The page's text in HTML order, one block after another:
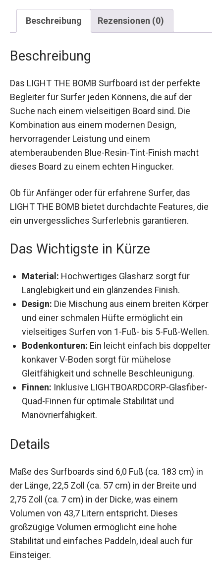
Beschreibung Rezensionen (0)
Begleiter für Surfer jeden Könnens, die auf der
Suche nach einem vielseitigen Board sind. Die
Kombination aus einem modernen Design,
hervorragender Leistung und einem
atemberaubenden Blue-Resin-Tint-Finish macht
dieses Board zu einem echten Hingucker.
LIGHT THE BOMB bietet durchdachte Features,
die ein unvergessliches Surferlebnis garantieren.
Langlebigkeit und ein glänzendes Finish.
Design:Die Mischung aus einem breiten
Körper und einer schmalen Hüfte ermöglicht
ein vielseitiges Surfen von 1-Fuß- bis 5-Fuß-
Wellen.
Bodenkonturen: Ein leicht einfach bis
doppelter konkaver V-Boden sorgt für
mühelose Gleitfähigkeit und schnelle
Beschleunigung.
Finnen:Inklusive LIGHTBOARDCORP-
Glasfiber-Quad-Finnen für optimale Stabilität
Maße des Surfboards sind 6,0 Fuß (ca. 183 cm) in
der Länge, 22,5 Zoll (ca. 57 cm) in der Breite und
2,75 Zoll (ca. 7 cm) in der Dicke, was einem
Volumen von 43,7 Litern entspricht. Dieses
großzügige Volumen ermöglicht eine hohe
Stabilität und einfaches Paddeln, ideal auch für